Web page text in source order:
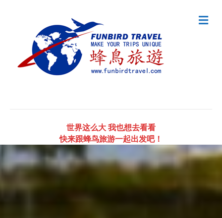
世界这么大 我也想去看看
快来跟蜂鸟旅游一起出发吧！